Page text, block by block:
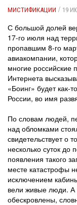
МИСТИФИКАЦИИ / 19
С большой долей
17-го июля над
пропавшим 8-го
авиакомпании,
многие российские
Интернета
«Боинг» будет как-
России, во имя
По словам людей,
над обломками
свидетельствует о
несколько суток до
появления такого
месте катастрофы
исключением
вели живые люди. А
обескровлены,